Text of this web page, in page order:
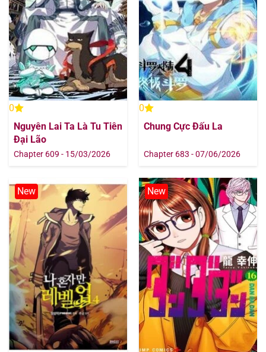
0
Nguyên Lai Ta Là Tu Tiên
Đại Lão
Chapter 609 - 15/03/2026
0
Chung Cực Đấu La
Chapter 683 - 07/06/2026
New New